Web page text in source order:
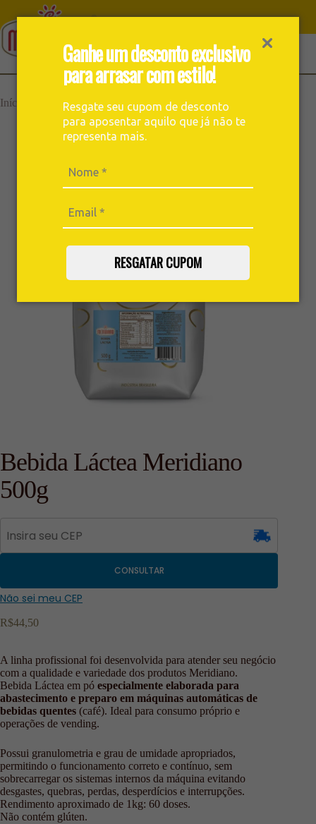
Ganhe um desconto exclusivo
para arrasar com estilo!
Resgate seu cupom de desconto
para aposentar aquilo que já não te
representa mais.
RESGATAR CUPOM
Início
Acompanhar
›
500g
Bebida Láctea Meridiano
500g
CONSULTAR
Não sei meu CEP
R$44,50
A linha profissional foi desenvolvida para atender seu negócio
com a qualidade e variedade dos produtos Meridiano.
Bebida Láctea em pó especialmente elaborada para
abastecimento e preparo em máquinas automáticas de
bebidas quentes (café). Ideal para consumo próprio e
operações de vending.
Possui granulometria e grau de umidade apropriados,
permitindo o funcionamento correto e contínuo, sem
sobrecarregar os sistemas internos da máquina evitando
desgastes, quebras, perdas, desperdícios e interrupções.
Rendimento aproximado de 1kg: 60 doses.
Não contém glúten.